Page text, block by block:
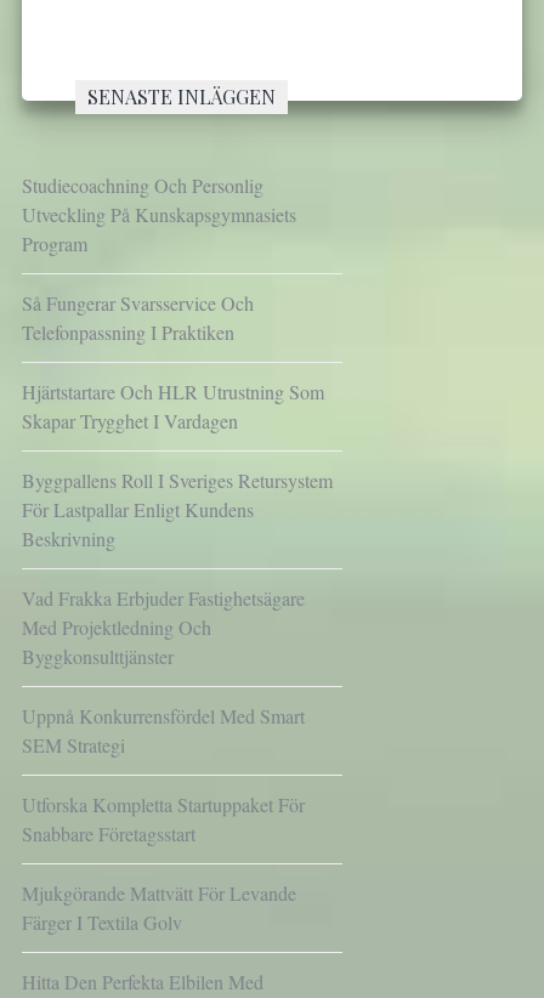
SENASTE INLÄGGEN
Studiecoachning Och Personlig
Utveckling På Kunskapsgymnasiets
Program
Så Fungerar Svarsservice Och
Telefonpassning I Praktiken
Hjärtstartare Och HLR Utrustning Som
Skapar Trygghet I Vardagen
Byggpallens Roll I Sveriges Retursystem
För Lastpallar Enligt Kundens
Beskrivning
Vad Frakka Erbjuder Fastighetsägare
Med Projektledning Och
Byggkonsulttjänster
Uppnå Konkurrensfördel Med Smart
SEM Strategi
Utforska Kompletta Startuppaket För
Snabbare Företagsstart
Mjukgörande Mattvätt För Levande
Färger I Textila Golv
Hitta Den Perfekta Elbilen Med